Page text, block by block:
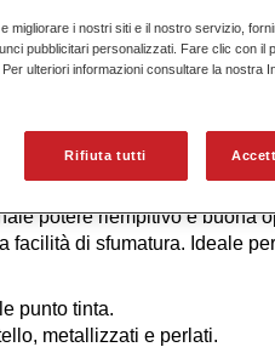
Basecoat
potere riempitivo e buona
facilità di sfumatura. Ideale per
punto tinta.
metallizzati e perlati.
migliorare i nostri siti e il nostro servizio,
pubblicitari personalizzati. Fare clic con il
ulteriori informazioni consultare la nostra
Rifiuta tutti